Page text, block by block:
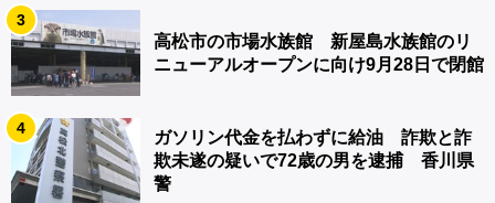
3
高松市の市場水族館 新屋島水族館のリ
ニューアルオープンに向け9月28日で閉館
4
ガソリン代金を払わずに給油 詐欺と詐
欺未遂の疑いで72歳の男を逮捕 香川県
警